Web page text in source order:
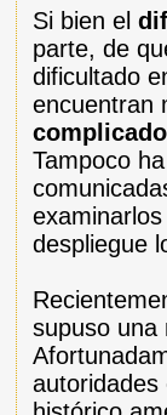
Si bien el
parte, de
dificultado
encuentran
Tampoco
despliegue
supuso una